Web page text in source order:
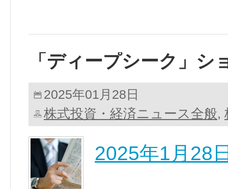
「ディープシーク」
2025年01月28日
株式投資・経済ニュース全般,
2025年1月28